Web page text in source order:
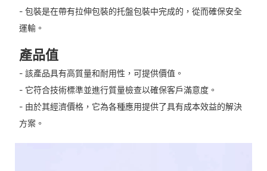
- 包裝是在帶有拉伸包裝的托盤包裝中完成的，從而確保安全
運輸。
產品值
- 該產品具有高質量和耐用性，可提供價值。
- 它符合技術標準並進行質量檢查以確保客戶滿意度。
- 由於其經濟價格，它為各種應用提供了具有成本效益的解決
方案。